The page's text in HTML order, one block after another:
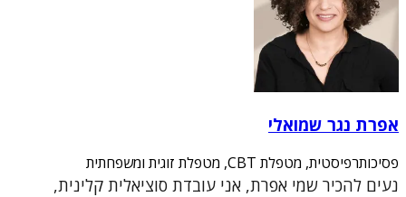
אפרת נגר שמואלי
פסיכותרפיסטית, מטפלת CBT, מטפלת זוגית ומשפחתית
נעים להכיר שמי אפרת, אני עובדת סוציאלית קלינית,